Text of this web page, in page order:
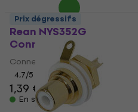
Rean NYS352G
Connecteur RCA
Connecteur RCA
4,7/5
1,39 €
En stock
Prix dégressifs